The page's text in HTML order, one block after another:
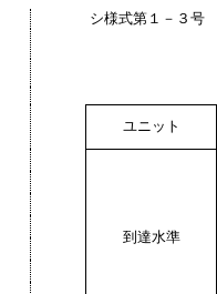
シ様式第１－３号
ユニット
到達水準